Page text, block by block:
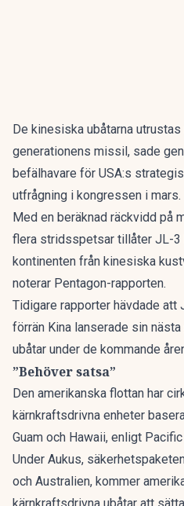
De kinesiska ubåtarna
generationens missil, sade
befälhavare för USA:s
utfrågning i kongressen i mars.
Med en beräknad räckvidd på
flera stridsspetsar tillåter JL-3
kontinenten från kinesiska
noterar Pentagon-rapporten.
Tidigare rapporter hävdade att
förrän Kina lanserade sin
ubåtar under de kommande
”Behöver satsa”
Den amerikanska flottan har
kärnkraftsdrivna enheter
Guam och Hawaii, enligt
Under Aukus,
och Australien, kommer